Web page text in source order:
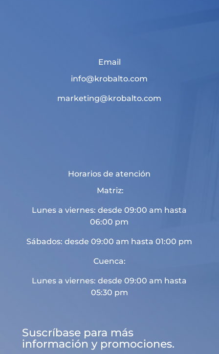
Email
info@krobalto.com
marketing@krobalto.com
Horarios de atención
Matriz:
Lunes a viernes: desde 09:00 am hasta
06:00 pm
Sábados: desde 09:00 am hasta 01:00 pm
Cuenca:
Lunes a viernes: desde 09:00 am hasta
05:30 pm
Suscríbase para más
información y promociones.